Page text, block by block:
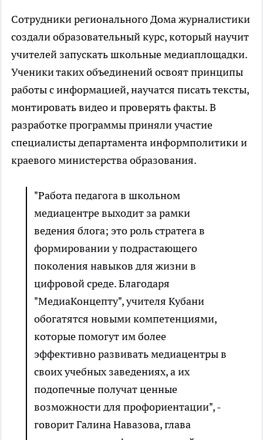
Сотрудники регионального Дома журналистики
создали образовательный курс, который научит
учителей запускать школьные медиаплощадки.
Ученики таких объединений освоят принципы
работы с информацией, научатся писать тексты,
монтировать видео и проверять факты. В
разработке программы приняли участие
специалисты департамента информполитики и
краевого министерства образования.
"Работа педагога в школьном
медиацентре выходит за рамки
ведения блога; это роль стратега в
формировании у подрастающего
поколения навыков для жизни в
цифровой среде. Благодаря
"МедиаКонцепту", учителя Кубани
обогатятся новыми компетенциями,
которые помогут им более
эффективно развивать медиацентры в
своих учебных заведениях, а их
подопечные получат ценные
возможности для профориентации", -
говорит Галина Навазова, глава